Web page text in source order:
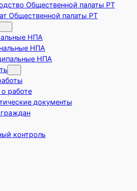
Общественной палаты РТ
Общественной палаты РТ
НПА
НПА
НПА
работе
документы
контроль